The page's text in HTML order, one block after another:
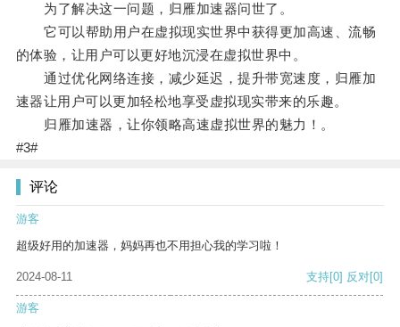
为了解决这一问题，归雁加速器问世了。
它可以帮助用户在虚拟现实世界中获得更加高速、流畅
的体验，让用户可以更好地沉浸在虚拟世界中。
通过优化网络连接，减少延迟，提升带宽速度，归雁加
速器让用户可以更加轻松地享受虚拟现实带来的乐趣。
归雁加速器，让你领略高速虚拟世界的魅力！。
#3#
评论
游客
超级好用的加速器，妈妈再也不用担心我的学习啦！
2024-08-11 支持[0] 反对[0]
游客